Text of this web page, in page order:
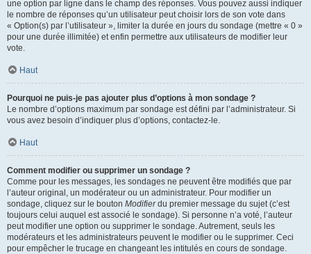
une option par ligne dans le champ des réponses. Vous pouvez aussi indiquer
le nombre de réponses qu’un utilisateur peut choisir lors de son vote dans
« Option(s) par l’utilisateur », limiter la durée en jours du sondage (mettre « 0 »
pour une durée illimitée) et enfin permettre aux utilisateurs de modifier leur
vote.
Haut
Pourquoi ne puis-je pas ajouter plus d’options à mon sondage ?
Le nombre d’options maximum par sondage est défini par l’administrateur. Si
vous avez besoin d’indiquer plus d’options, contactez-le.
Haut
Comment modifier ou supprimer un sondage ?
Comme pour les messages, les sondages ne peuvent être modifiés que par
l’auteur original, un modérateur ou un administrateur. Pour modifier un
sondage, cliquez sur le bouton Modifierdu premier message du sujet (c’est
toujours celui auquel est associé le sondage). Si personne n’a voté, l’auteur
peut modifier une option ou supprimer le sondage. Autrement, seuls les
modérateurs et les administrateurs peuvent le modifier ou le supprimer. Ceci
pour empêcher le trucage en changeant les intitulés en cours de sondage.